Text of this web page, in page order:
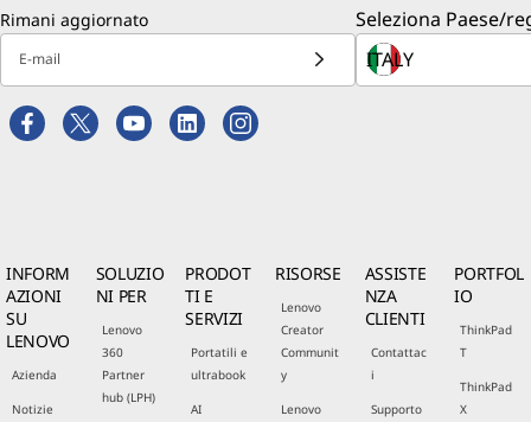
Rimani aggiornato
E-mail
Seleziona Paese/
INFORM
AZIONI
SU
LENOVO
Azienda
Notizie
SOLUZIO
NI PER
Lenovo
360
Partner
hub (LPH)
PRODOT
TI E
SERVIZI
Portatili e
ultrabook
AI
RISORSE
Lenovo
Creator
Communit
y
Lenovo
ASSISTE
NZA
CLIENTI
Contattac
i
Supporto
PORTFOL
IO
ThinkPad
T
ThinkPad
X